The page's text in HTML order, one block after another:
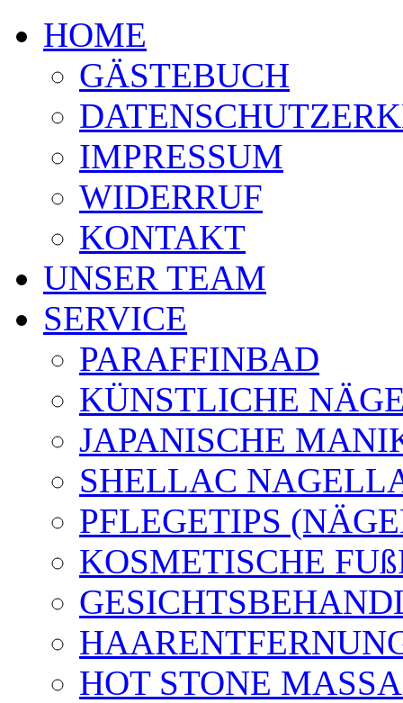
HOME
GÄSTEBUCH
IMPRESSUM
WIDERRUF
KONTAKT
UNSER TEAM
SERVICE
PARAFFINBAD
KÜNSTLICHE
JAPANISCHE
SHELLAC
PFLEGETIPS
KOSMETISCHE
HOT STONE